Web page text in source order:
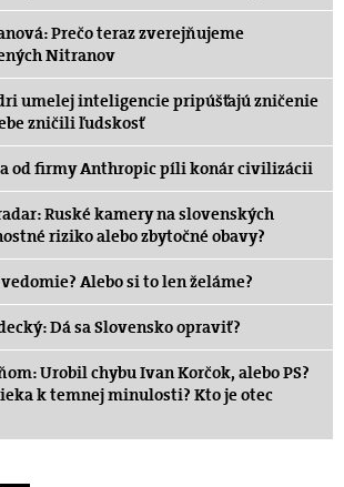
Prečo teraz zverejňujeme
Nitranov
umelej inteligencie pripúšťajú zničenie
zničili ľudskosť
od firmy Anthropic píli konár civilizácii
Ruské kamery na slovenských
riziko alebo zbytočné obavy?
Alebo si to len želáme?
Dá sa Slovensko opraviť?
Urobil chybu Ivan Korčok, alebo PS?
k temnej minulosti? Kto je otec